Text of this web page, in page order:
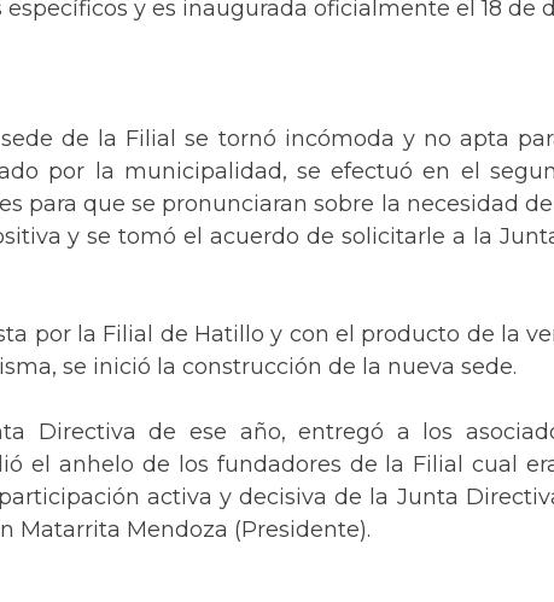
y es inaugurada oficialmente el 18 de
de la Filial se tornó incómoda y no apta
por la municipalidad, se efectuó en el
para que se pronunciaran sobre la necesidad
y se tomó el acuerdo de solicitarle a la
por la Filial de Hatillo y con el producto de la
se inició la construcción de la nueva sede.
Directiva de ese año, entregó a los
el anhelo de los fundadores de la Filial cual
activa y decisiva de la Junta
Matarrita Mendoza (Presidente).